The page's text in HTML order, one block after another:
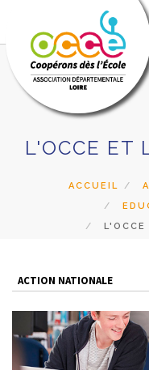
L'OCCE
FORMATIONS
RECHERCHER
CONTACT
L'OCCE ET
ACCUEIL
L'OCCE
ACTION NATIONALE